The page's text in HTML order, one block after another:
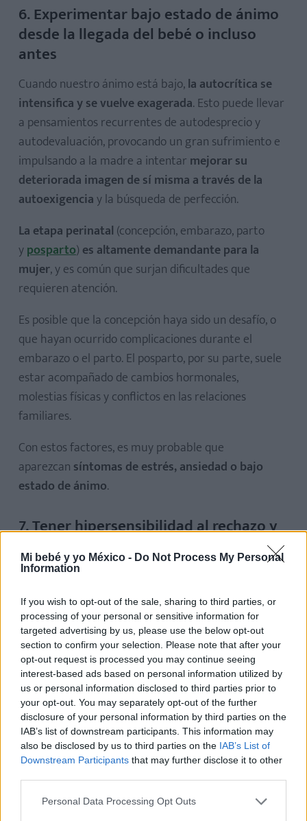
Mi bebé y yo México - Do Not Process My Personal
Information
If you wish to opt-out of the sale, sharing to third parties, or
processing of your personal or sensitive information for
targeted advertising by us, please use the below opt-out
section to confirm your selection. Please note that after your
opt-out request is processed you may continue seeing
interest-based ads based on personal information utilized by
us or personal information disclosed to third parties prior to
your opt-out. You may separately opt-out of the further
disclosure of your personal information by third parties on the
IAB’s list of downstream participants. This information may
also be disclosed by us to third parties on the IAB’s List of
Downstream Participants that may further disclose it to other
Personal Data Processing Opt Outs
6. Experimentar bajo estado de ánimo
desde la llegada del bebé o incluso
antes
Cuando nuestro ánimo está bajo,la autocrítica se
intensifica y se vuelve exagerada. Esto puede llevar
a pensamientos recurrentes de autodesprecio y
autodevaluación, provocando un gran sufrimiento e
impulsando a la madre a intentar mejorar su
deteriorada imagen de sí misma a través de la
autoexigenciay la búsqueda de perfección.
La etapa perinatal (concepción, embarazo, parto
yposparto) es altamente demandante para la
mujer, y es común que surjan dificultades que
requieren atención.
Es posible que la concepción haya sido un desafío, o
que hayan ocurrido complicaciones durante el
embarazo o el parto. El posparto, por su parte, suele
estar acompañado de cambios hormonales,
molestias físicas y conflictos en las relaciones
familiares.
Con estos factores, es muy probable que
aparezcan síntomas de estrés, ansiedad o bajo
estado de ánimo.
7. Tener hipersensibilidad al rechazo y
a la crítica de los demás
Algunas personas manifiestan una alta sensibilidad
emocional ybaja tolerancia a experimentar
emociones y sensaciones difíciles. Esto puede
provocar que sean especialmente susceptibles a los
comentarios de otros, incluso si son constructivos o
dichos con cariño, desencadenando malestar y un
deseo excesivo de ganarse la estima y la aprobación
de los demás.
Esta característica, en el contexto de la maternidad,
puede generar un gran sufrimiento y una necesidad
debuscar la aprobación y la estima a través de la
perfecciónen la crianza, como una forma de evitar la